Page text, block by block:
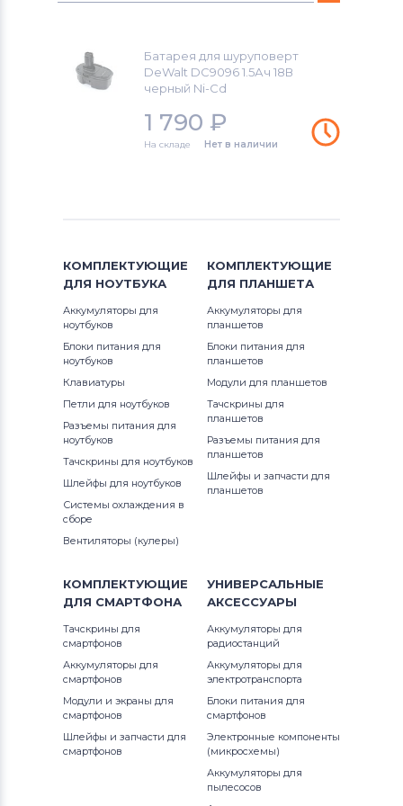
Аккумуляторы для шуруповертов
Аккумуляторы для шуруповертов
Аккумуляторы для шуруповертов
Gardena
Аккумуляторы для шуруповертов
Аккумуляторы для шуруповертов
Einhell
Аккумуляторы для шуруповертов
AEG
Аккумуляторы для шуруповертов
Metabo
Hammer
Festool
Аккумуляторы для шуруповертов
Paslode
Аккумуляторы для шуруповертов
Hilti
Аккумуляторы для шуруповертов
DC212B
DC212KB
DC300KN
DC305KL
DC305KN
DC308KL
DC308KN
DC310KL
DC310KN
DC315KN
DC318KL
DC318KN
DC330
DC330K
DE9095
Батарея для шуруповерт
DeWalt DC9096 1.5Ач 18В
черный Ni-Cd
1 790 ₽
На складе Нет в наличии
КОМПЛЕКТУЮЩИЕ
ДЛЯ НОУТБУКА
Аккумуляторы для
ноутбуков
Блоки питания для
ноутбуков
Клавиатуры
Петли для ноутбуков
Разъемы питания для
ноутбуков
Тачскрины для ноутбуков
Шлейфы для ноутбуков
Системы охлаждения в
сборе
Вентиляторы (кулеры)
КОМПЛЕКТУЮЩИЕ
ДЛЯ ПЛАНШЕТА
Аккумуляторы для
планшетов
Блоки питания для
планшетов
Модули для планшетов
Тачскрины для
планшетов
Разъемы питания для
планшетов
Шлейфы и запчасти для
планшетов
КОМПЛЕКТУЮЩИЕ
ДЛЯ СМАРТФОНА
Тачскрины для
смартфонов
Аккумуляторы для
смартфонов
Модули и экраны для
смартфонов
Шлейфы и запчасти для
смартфонов
УНИВЕРСАЛЬНЫЕ
АКСЕССУАРЫ
Аккумуляторы для
радиостанций
Аккумуляторы для
электротранспорта
Блоки питания для
смартфонов
Электронные компоненты
(микросхемы)
Аккумуляторы для
пылесосов